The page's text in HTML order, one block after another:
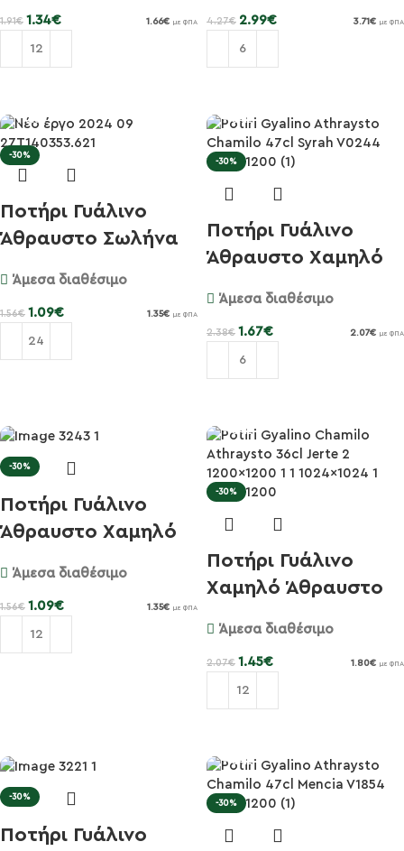
1.91€ 1.34€ 1.66€ με ΦΠΑ 4.27€ 2.99€ 3.71 € με ΦΠΑ
-30%
Ποτήρι Γυάλινο
Άθραυστο Σωλήνα
Άμεσα διαθέσιμο
1.56€ 1.09€ 1.35€ με ΦΠΑ
-30%
Ποτήρι Γυάλινο
Άθραυστο Χαμηλό
Άμεσα διαθέσιμο
2.38€ 1.67€ 2.07€ με ΦΠΑ
-30%
Ποτήρι Γυάλινο
Άθραυστο Χαμηλό
Άμεσα διαθέσιμο
1.56€ 1.09€ 1.35€ με ΦΠΑ
-30%
Ποτήρι Γυάλινο
Χαμηλό Άθραυστο
Άμεσα διαθέσιμο
2.07€ 1.45€ 1.80€ με ΦΠΑ
-30%
Ποτήρι Γυάλινο
-30%